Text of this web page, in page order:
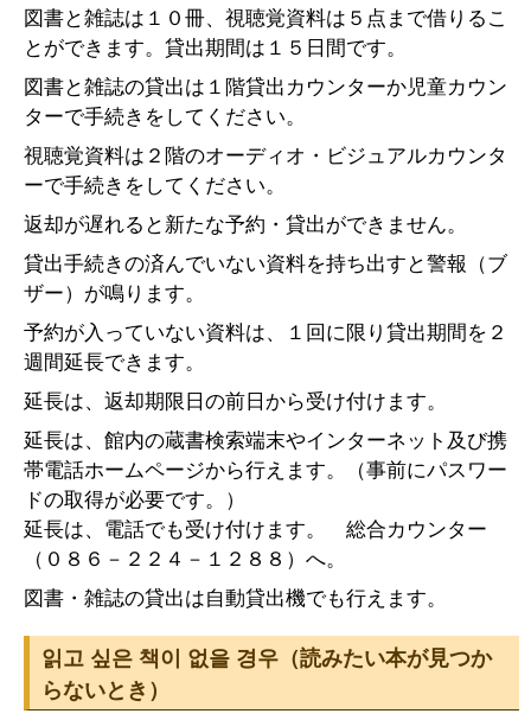
図書と雑誌は１０冊、視聴覚資料は５点まで借りるこ
とができます。貸出期間は１５日間です。
図書と雑誌の貸出は１階貸出カウンターか児童カウン
ターで手続きをしてください。
視聴覚資料は２階のオーディオ・ビジュアルカウンタ
ーで手続きをしてください。
返却が遅れると新たな予約・貸出ができません。
貸出手続きの済んでいない資料を持ち出すと警報（ブ
ザー）が鳴ります。
予約が入っていない資料は、１回に限り貸出期間を２
週間延長できます。
延長は、返却期限日の前日から受け付けます。
延長は、館内の蔵書検索端末やインターネット及び携
帯電話ホームページから行えます。（事前にパスワー
ドの取得が必要です。）
延長は、電話でも受け付けます。 総合カウンター
（０８６－２２４－１２８８）へ。
図書・雑誌の貸出は自動貸出機でも行えます。
읽고 싶은 책이 없을 경우（読みたい本が見つか
らないとき）